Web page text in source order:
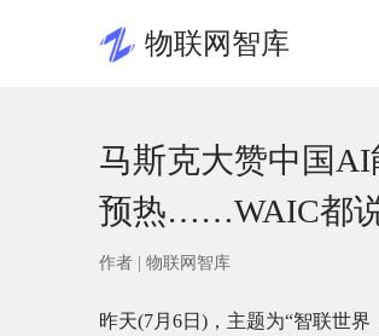
物联网智库
马斯克大赞中国
预热……WAIC都
作者 | 物联网智库
昨天(7月6日)，主题为“智联世